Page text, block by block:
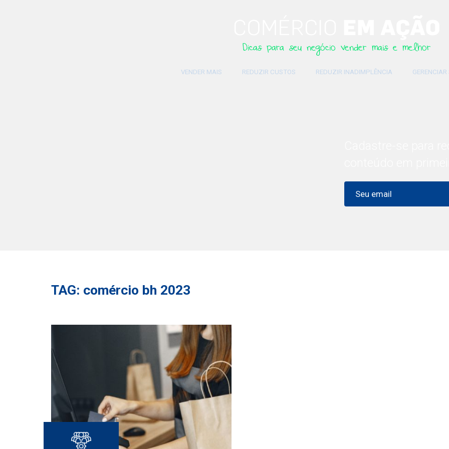
Dicas para seu negócio vender mais e melhor
VENDER MAIS REDUZIR CUSTOS REDUZIR INADIMPLÊNCIA
TAG: comércio bh 2023